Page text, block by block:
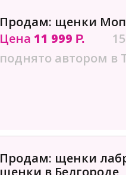
Продам: щенки
Цена 11 999 Р.
поднято автором в
Продам: щенки